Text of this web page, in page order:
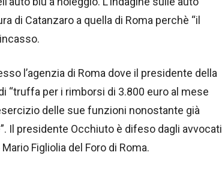
di Catanzaro a quella di Roma perchè “il
l’agenzia di Roma dove il presidente della
“truffa per i rimborsi di 3.800 euro al mese
delle sue funzioni nonostante già
Il presidente Occhiuto è difeso dagli avvocati
Figliolia del Foro di Roma.